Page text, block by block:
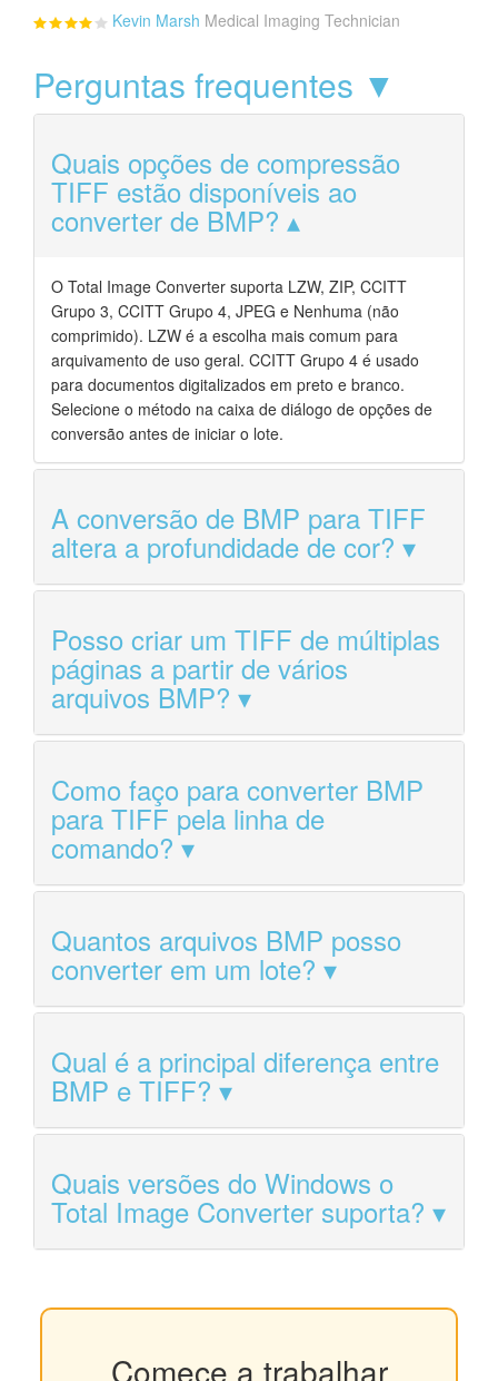
Kevin Marsh Medical Imaging Technician
Perguntas frequentes ▼
Quais opções de compressão
TIFF estão disponíveis ao
converter de BMP?
O Total Image Converter suporta LZW, ZIP, CCITT
Grupo 3, CCITT Grupo 4, JPEG e Nenhuma (não
comprimido). LZW é a escolha mais comum para
arquivamento de uso geral. CCITT Grupo 4 é usado
para documentos digitalizados em preto e branco.
Selecione o método na caixa de diálogo de opções de
conversão antes de iniciar o lote.
A conversão de BMP para TIFF
altera a profundidade de cor?
Posso criar um TIFF de múltiplas
páginas a partir de vários
arquivos BMP?
Como faço para converter BMP
para TIFF pela linha de
comando?
Quantos arquivos BMP posso
converter em um lote?
Qual é a principal diferença entre
BMP e TIFF?
Quais versões do Windows o
Total Image Converter suporta?
Comece a trabalhar